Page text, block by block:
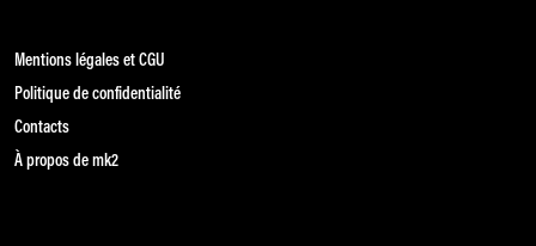
Mentions légales et CGU
Politique de confidentialité
Contacts
À propos de mk2